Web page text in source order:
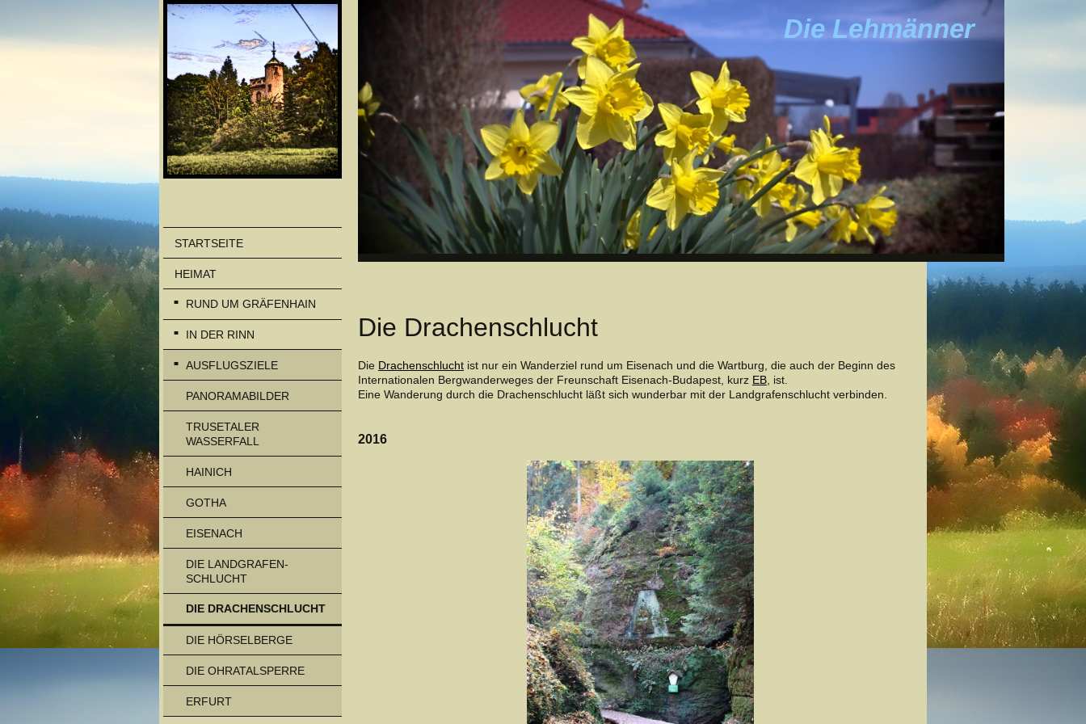
STARTSEITE
HEIMAT
RUND UM GRÄFENHAIN
IN DER RINN
AUSFLUGSZIELE
PANORAMABILDER
TRUSETALER
WASSERFALL
HAINICH
GOTHA
EISENACH
DIE LANDGRAFEN-
SCHLUCHT
DIE DRACHENSCHLUCHT
DIE HÖRSELBERGE
DIE OHRATALSPERRE
ERFURT
Die Lehmänner
Die Drachenschlucht
Die Drachenschluchtist nur ein Wanderziel rund um Eisenach und die Wartburg, die auch der Beginn des
Internationalen Bergwanderweges der Freunschaft Eisenach-Budapest, kurz EB, ist.
Eine Wanderung durch die Drachenschlucht läßt sich wunderbar mit der Landgrafenschlucht verbinden.
2016